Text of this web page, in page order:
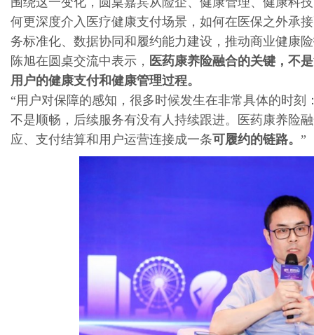
何更深度介入医疗健康支付场景，如何在医保之外承
务标准化、数据协同和履约能力建设，推动商业健康
陈旭在圆桌交流中表示， 医药康养险融合的关键，不
用户的健康支付和健康管理过程。
“用户对保障的感知，很多时候发生在非常具体的时
不是顺畅，后续服务有没有人持续跟进。医药康养险
应、支付结算和用户运营连接成一条可履约的链路。 ”